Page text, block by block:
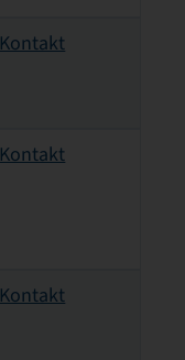
Kontakt
Kontakt
Kontakt